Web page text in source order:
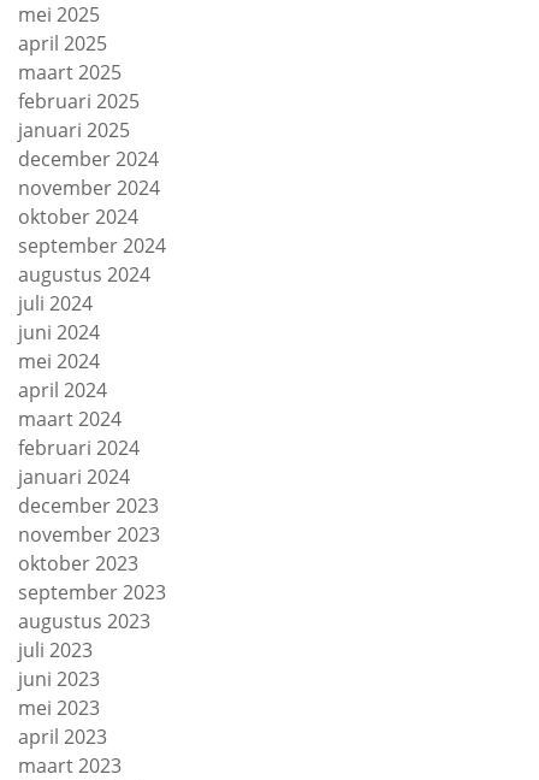
mei 2025
april 2025
maart 2025
februari 2025
januari 2025
december 2024
november 2024
oktober 2024
september 2024
augustus 2024
juli 2024
juni 2024
mei 2024
april 2024
maart 2024
februari 2024
januari 2024
december 2023
november 2023
oktober 2023
september 2023
augustus 2023
juli 2023
juni 2023
mei 2023
april 2023
maart 2023